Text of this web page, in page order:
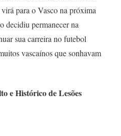
para o Vasco na próxima
decidiu permanecer na
sua carreira no futebol
vascaínos que sonhavam
e Histórico de Lesões